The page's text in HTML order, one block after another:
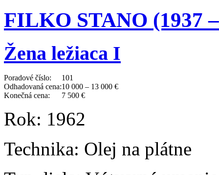
FILKO STANO (1937
Žena ležiaca I
Poradové číslo:
101
Odhadovaná cena:10 000 – 13 000 €
Konečná cena:
7 500 €
Rok: 1962
Technika: Olej na plátne